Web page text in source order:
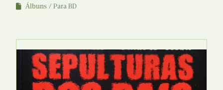
Álbuns Para BD